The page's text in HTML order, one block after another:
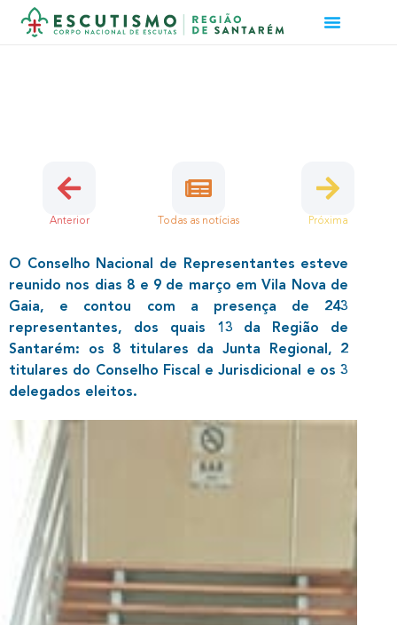
Anterior Todas as notícias Próxima
O Conselho Nacional de Representantes esteve
reunido nos dias 8 e 9 de março em Vila Nova de
Gaia, e contou com a presença de 243
representantes, dos quais 13 da Região de
Santarém: os 8 titulares da Junta Regional, 2
titulares do Conselho Fiscal e Jurisdicional e os 3
delegados eleitos.